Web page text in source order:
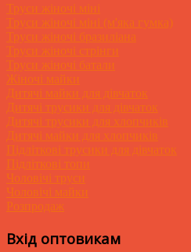
Труси жіночі міні
Труси жіночі міні (м'яка гумка)
Труси жіночі бразиліана
Труси жіночі стрінги
Труси жіночі батали
Жіночі майки
Дитячі майки для дівчаток
Дитячі трусики для дівчаток
Дитячі трусики для хлопчиків
Дитячі майки для хлопчиків
Підліткові трусики для дівчаток
Підліткові топи
Чоловічі труси
Чоловічі майки
Розпродаж
Вхід оптовикам